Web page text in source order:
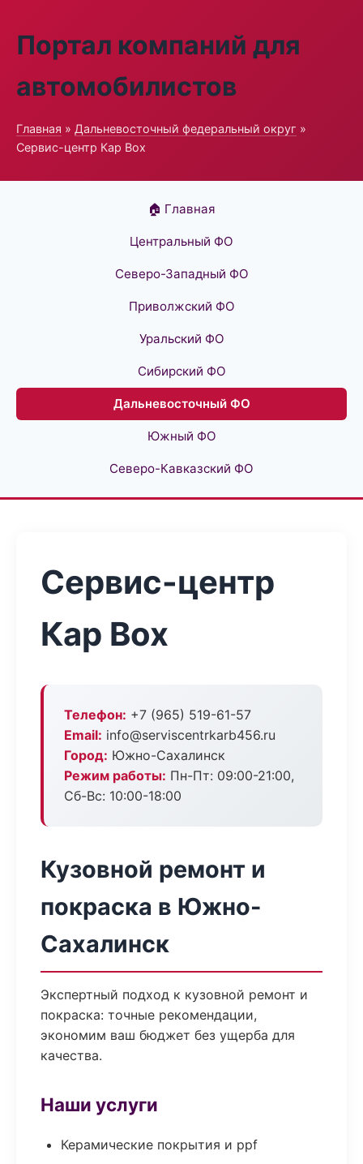
Портал компаний для
автомобилистов
Главная » Дальневосточный федеральный округ »
Сервис-центр Кар Box
🏠 Главная
Центральный ФО
Северо-Западный ФО
Приволжский ФО
Уральский ФО
Сибирский ФО
Дальневосточный ФО
Южный ФО
Северо-Кавказский ФО
Сервис-центр
Кар Box
Телефон: +7 (965) 519-61-57
Email: info@serviscentrkarb456.ru
Город: Южно-Сахалинск
Режим работы: Пн-Пт: 09:00-21:00,
Сб-Вс: 10:00-18:00
Кузовной ремонт и
покраска в Южно-
Сахалинск
Экспертный подход к кузовной ремонт и
покраска: точные рекомендации,
экономим ваш бюджет без ущерба для
качества.
Наши услуги
Керамические покрытия и ppf